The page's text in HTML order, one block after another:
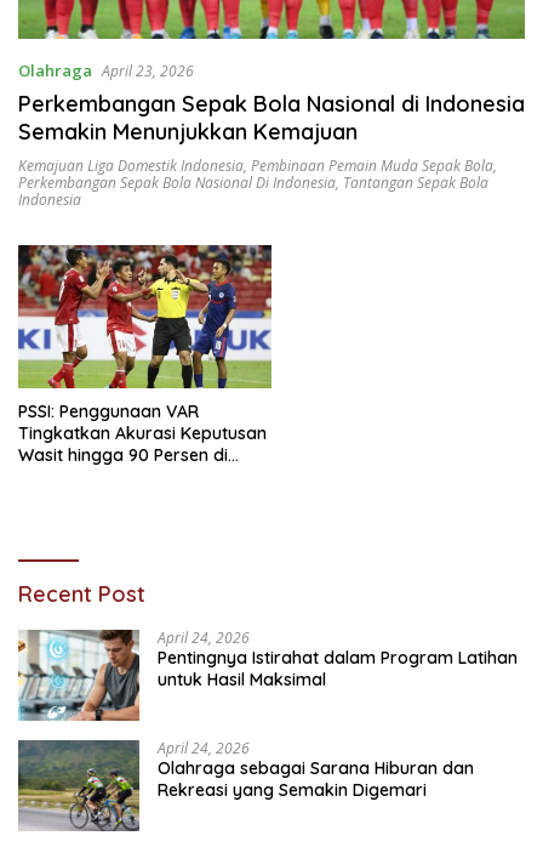
Olahraga April 23, 2026
Perkembangan Sepak Bola Nasional di Indonesia
Semakin Menunjukkan Kemajuan
Kemajuan Liga Domestik Indonesia, Pembinaan Pemain Muda Sepak Bola,
Perkembangan Sepak Bola Nasional Di Indonesia, Tantangan Sepak Bola
Indonesia
PSSI: Penggunaan VAR
Tingkatkan Akurasi Keputusan
Wasit hingga 90 Persen di
Recent Post
April 24, 2026
Pentingnya Istirahat dalam Program Latihan
untuk Hasil Maksimal
April 24, 2026
Olahraga sebagai Sarana Hiburan dan
Rekreasi yang Semakin Digemari